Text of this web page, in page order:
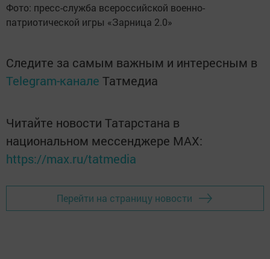
Фото: пресс-служба всероссийской военно-
патриотической игры «Зарница 2.0»
Следите за самым важным и интересным в
Telegram-канале Татмедиа
Читайте новости Татарстана в
национальном мессенджере MАХ:
https://max.ru/tatmedia
Перейти на страницу новости